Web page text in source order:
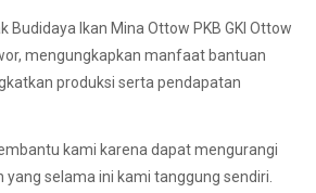
Budidaya Ikan Mina Ottow PKB GKI Ottow
mengungkapkan manfaat bantuan
produksi serta pendapatan
kami karena dapat mengurangi
selama ini kami tanggung sendiri.